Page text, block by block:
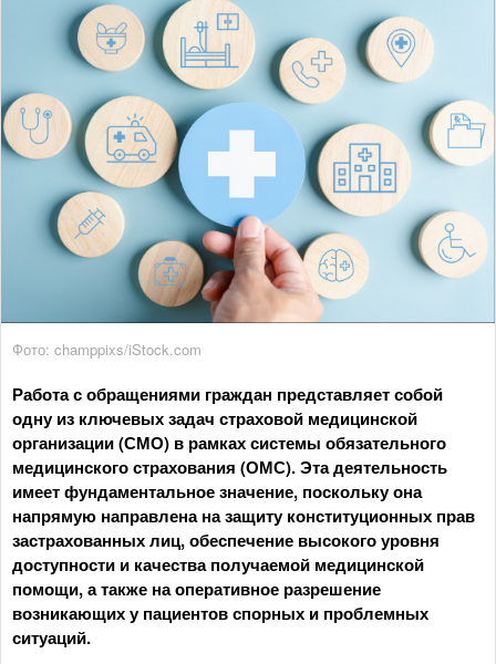
Фото: champpixs/iStock.com
Работа с обращениями граждан представляет собой
одну из ключевых задач страховой медицинской
организации (СМО) в рамках системы обязательного
медицинского страхования (ОМС). Эта деятельность
имеет фундаментальное значение, поскольку она
напрямую направлена на защиту конституционных прав
застрахованных лиц, обеспечение высокого уровня
доступности и качества получаемой медицинской
помощи, а также на оперативное разрешение
возникающих у пациентов спорных и проблемных
ситуаций.